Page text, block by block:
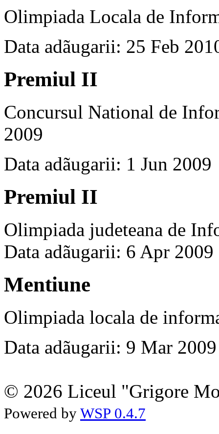
Olimpiada Locala de
Data adãugarii: 25 Feb
Premiul II
Concursul National de
2009
Data adãugarii: 1 Jun 2009
Premiul II
Olimpiada judeteana de
Data adãugarii: 6 Apr 2009
Mentiune
Olimpiada locala de
Data adãugarii: 9 Mar 2009
© 2026 Liceul "Grigore
Powered by WSP 0.4.7